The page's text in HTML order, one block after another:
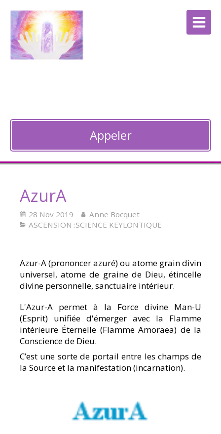
Appeler
AzurA
28 Nov 2019
Anne Bocquet
ASCENSION :SCIENCE KEYLONTIQUE
Azur-A (prononcer azuré) ou atome grain divin
universel, atome de graine de Dieu, étincelle
divine personnelle, sanctuaire intérieur.
L'Azur-A permet à la Force divine Man-U
(Esprit) unifiée d'émerger avec la Flamme
intérieure Éternelle (Flamme Amoraea) de la
Conscience de Dieu.
C’est une sorte de portail entre les champs de
la Source et la manifestation (incarnation).